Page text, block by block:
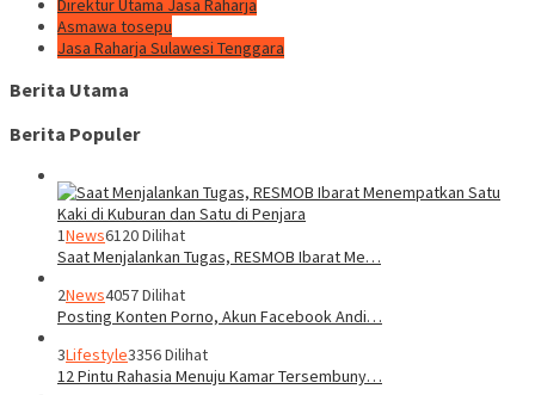
Direktur Utama Jasa Raharja
Asmawa tosepu
Jasa Raharja Sulawesi Tenggara
Berita Utama
Berita Populer
1News6120 Dilihat
Saat Menjalankan Tugas, RESMOB Ibarat Me…
2News4057 Dilihat
Posting Konten Porno, Akun Facebook Andi…
3Lifestyle3356 Dilihat
12 Pintu Rahasia Menuju Kamar Tersembuny…